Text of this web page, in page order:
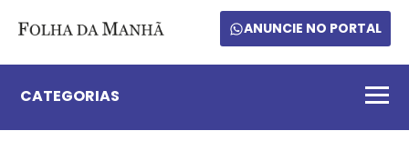
ANUNCIE NO PORTAL
CATEGORIAS